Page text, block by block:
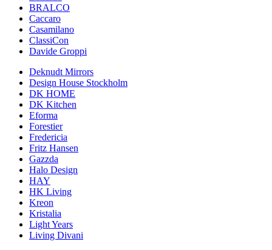
BRALCO
Caccaro
Casamilano
ClassiCon
Davide Groppi
Deknudt Mirrors
Design House Stockholm
DK HOME
DK Kitchen
Eforma
Forestier
Fredericia
Fritz Hansen
Gazzda
Halo Design
HAY
HK Living
Kreon
Kristalia
Light Years
Living Divani